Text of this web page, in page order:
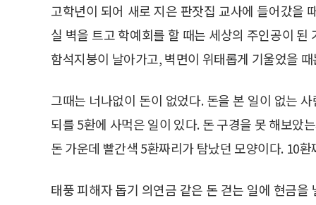
고학년이 되어 새로 지은 판잣집 교사에 들어갔을
실 벽을 트고 학예회를 할 때는 세상의 주인공이 된
함석지붕이 날아가고, 벽면이 위태롭게 기울었을
그때는 너나없이 돈이 없었다. 돈을 본 일이 없는
되를 5환에 사먹은 일이 있다. 돈 구경을 못 해보았
돈 가운데 빨간색 5환짜리가 탐났던 모양이다. 10
태풍 피해자 돕기 의연금 같은 돈 걷는 일에 현금